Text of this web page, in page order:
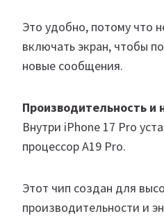
Это удобно, потому что
включать экран, чтобы
новые сообщения.
Производительность и
Внутри iPhone 17 Pro
процессор A19 Pro.
Этот чип создан для
производительности и